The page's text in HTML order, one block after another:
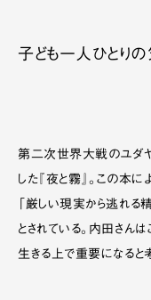
子ども一人ひとり
第二次世界大戦のユダ
した『夜と霧』。この本
「厳しい現実から逃れる
とされている。内田さん
生きる上で重要になると